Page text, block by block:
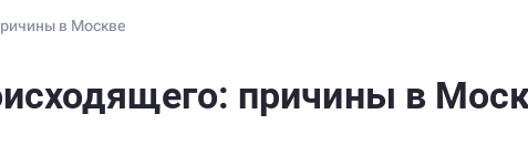
в Москве
причины в